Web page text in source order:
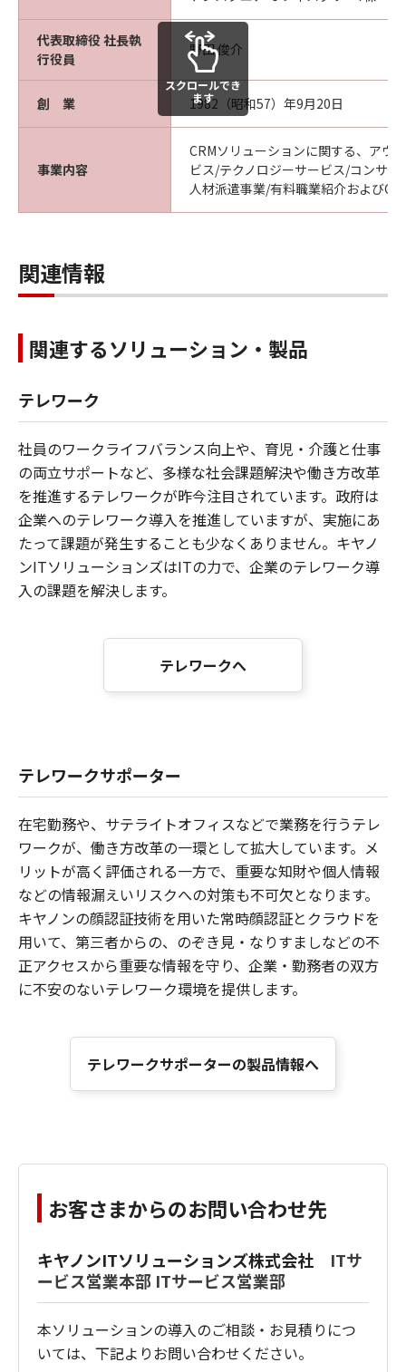
代表取締役 社長執
行役員
野田 俊介
創 業 1982（昭和57）年9月20日
事業内容
CRMソリューションに関する、アウ
ビス/テクノロジーサービス/コンサ
人材派遣事業/有料職業紹介および
スクロールでき
ます
関連情報
関連するソリューション・製品
テレワーク
社員のワークライフバランス向上や、育児・介護と仕事
の両立サポートなど、多様な社会課題解決や働き方改革
を推進するテレワークが昨今注目されています。政府は
企業へのテレワーク導入を推進していますが、実施にあ
たって課題が発生することも少なくありません。キヤノ
ンITソリューションズはITの力で、企業のテレワーク導
入の課題を解決します。
テレワークへ
テレワークサポーター
在宅勤務や、サテライトオフィスなどで業務を行うテレ
ワークが、働き方改革の一環として拡大しています。メ
リットが高く評価される一方で、重要な知財や個人情報
などの情報漏えいリスクへの対策も不可欠となります。
キヤノンの顔認証技術を用いた常時顔認証とクラウドを
用いて、第三者からの、のぞき見・なりすましなどの不
正アクセスから重要な情報を守り、企業・勤務者の双方
に不安のないテレワーク環境を提供します。
テレワークサポーターの製品情報へ
お客さまからのお問い合わせ先
キヤノンITソリューションズ株式会社 ITサ
ービス営業本部 ITサービス営業部
本ソリューションの導入のご相談・お見積りにつ
いては、下記よりお問い合わせください。